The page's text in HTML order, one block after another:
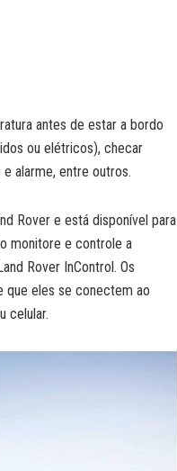
antes de estar a bordo
ou elétricos), checar
alarme, entre outros.
Rover e está disponível para
monitore e controle a
Rover InControl. Os
que eles se conectem ao
celular.